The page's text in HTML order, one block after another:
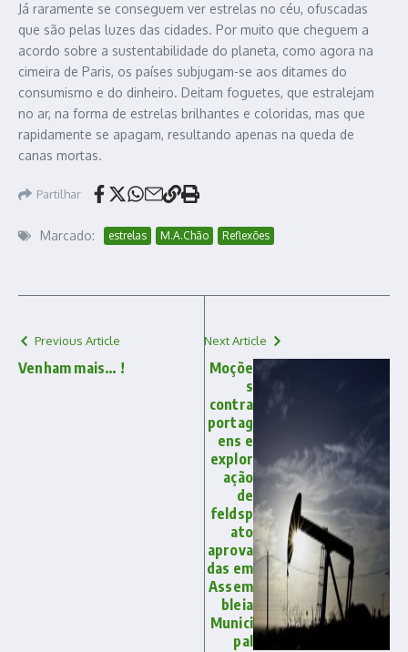
Já raramente se conseguem ver estrelas no céu, ofuscadas
que são pelas luzes das cidades. Por muito que cheguem a
acordo sobre a sustentabilidade do planeta, como agora na
cimeira de Paris, os países subjugam-se aos ditames do
consumismo e do dinheiro. Deitam foguetes, que estralejam
no ar, na forma de estrelas brilhantes e coloridas, mas que
rapidamente se apagam, resultando apenas na queda de
canas mortas.
Partilhar
Marcado: estrelas M.A.Chão Reflexões
Previous Article
Venham mais… !
Next Article
Moçõe
s
contra
portag
ens e
explor
ação
de
feldsp
ato
aprova
das em
Assem
bleia
Munici
pal